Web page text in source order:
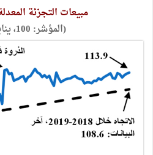
مبيعات التجزئة
(المؤشر: 100، يناير 2020)